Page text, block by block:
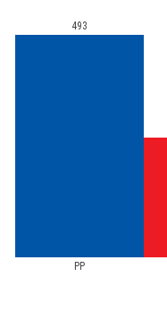
PP
493